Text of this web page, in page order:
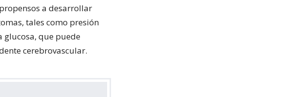
a desarrollar
tales como presión
glucosa, que puede
cerebrovascular.